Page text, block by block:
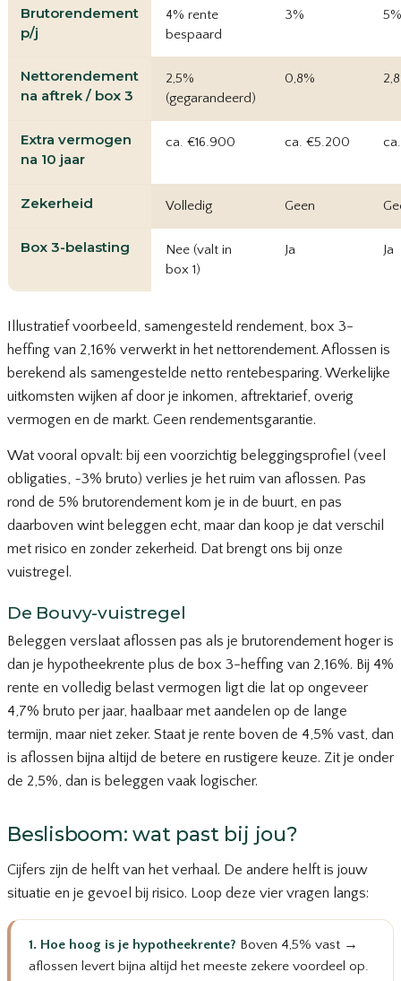
Brutorendement
p/j
4% rente
bespaard
3% 5%
Nettorendement
na aftrek / box 3
2,5%
(gegarandeerd)
0,8%
Extra vermogen
na 10 jaar
ca. €16.900 ca. €5.200
Zekerheid Volledig Geen
Box 3-belasting
Nee (valt in
box 1)
Ja Ja
Illustratief voorbeeld, samengesteld rendement, box 3-
heffing van 2,16% verwerkt in het nettorendement. Aflossen is
berekend als samengestelde netto rentebesparing. Werkelijke
uitkomsten wijken af door je inkomen, aftrektarief, overig
vermogen en de markt. Geen rendementsgarantie.
Wat vooral opvalt: bij een voorzichtig beleggingsprofiel (veel
obligaties, ~3% bruto) verlies je het ruim van aflossen. Pas
rond de 5% brutorendement kom je in de buurt, en pas
daarboven wint beleggen echt, maar dan koop je dat verschil
met risico en zonder zekerheid. Dat brengt ons bij onze
vuistregel.
De Bouvy-vuistregel
Beleggen verslaat aflossen pas als je brutorendement hoger is
dan je hypotheekrente plus de box 3-heffing van 2,16%. Bij 4%
rente en volledig belast vermogen ligt die lat op ongeveer
4,7% bruto per jaar, haalbaar met aandelen op de lange
termijn, maar niet zeker. Staat je rente boven de 4,5% vast, dan
is aflossen bijna altijd de betere en rustigere keuze. Zit je onder
de 2,5%, dan is beleggen vaak logischer.
Beslisboom: wat past bij jou?
Cijfers zijn de helft van het verhaal. De andere helft is jouw
situatie en je gevoel bij risico. Loop deze vier vragen langs:
1. Hoe hoog is je hypotheekrente? Boven 4,5% vast →
aflossen levert bijna altijd het meeste zekere voordeel op.